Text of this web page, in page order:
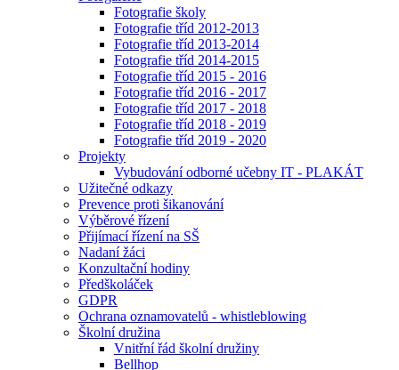
Fotografie školy
Fotografie tříd 2012-2013
Fotografie tříd 2013-2014
Fotografie tříd 2014-2015
Fotografie tříd 2015 - 2016
Fotografie tříd 2016 - 2017
Fotografie tříd 2017 - 2018
Fotografie tříd 2018 - 2019
Fotografie tříd 2019 - 2020
Projekty
Vybudování odborné učebny IT - PLAKÁT
Užitečné odkazy
Prevence proti šikanování
Výběrové řízení
Přijímací řízení na SŠ
Nadaní žáci
Konzultační hodiny
Předškoláček
GDPR
Ochrana oznamovatelů - whistleblowing
Školní družina
Vnitřní řád školní družiny
Bellhop